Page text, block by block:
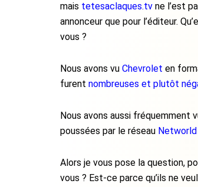
mais tetesaclaques.tv ne l’est
annonceur que pour l’éditeur.
vous ?
Nous avons vu Chevrolet en
furent nombreuses et plutôt
Nous avons aussi fréquemment
poussées par le réseau
Alors je vous pose la question,
vous ? Est-ce parce qu’ils ne